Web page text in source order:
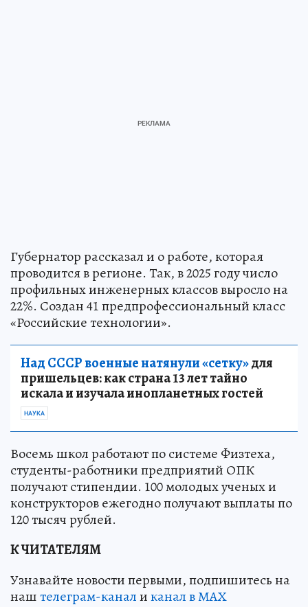
Губернатор рассказал и о работе, которая
проводится в регионе. Так, в 2025 году число
профильных инженерных классов выросло на
22%. Создан 41 предпрофессиональный класс
«Российские технологии».
Над СССР военные натянули «сетку»для
пришельцев: как страна 13 лет тайно
искала и изучала инопланетных гостей
НАУКА
Восемь школ работают по системе Физтеха,
студенты-работники предприятий ОПК
получают стипендии. 100 молодых ученых и
конструкторов ежегодно получают выплаты по
120 тысяч рублей.
К ЧИТАТЕЛЯМ
Узнавайте новости первыми, подпишитесь на
наштелеграм-каналиканал в МАХ